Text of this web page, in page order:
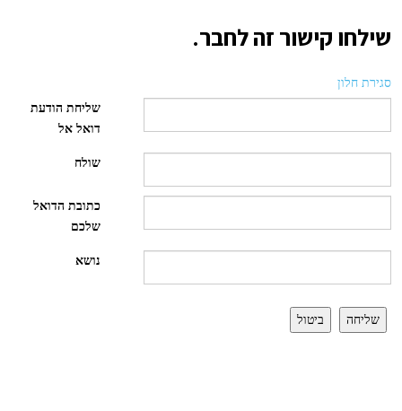
שילחו קישור זה לחבר.
סגירת חלון
שליחת הודעת
דואל אל
שולח
כתובת הדואל
שלכם
נושא
שליחה ביטול